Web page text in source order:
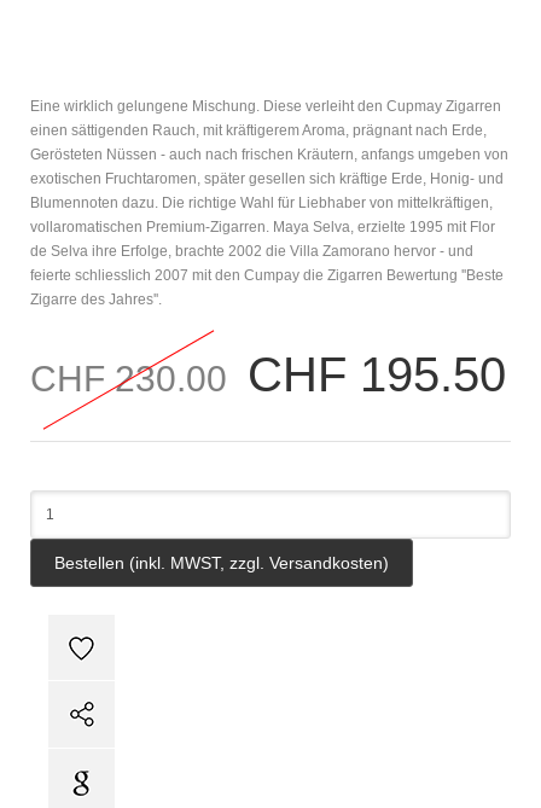
Eine wirklich gelungene Mischung. Diese verleiht den Cupmay Zigarren
einen sättigenden Rauch, mit kräftigerem Aroma, prägnant nach Erde,
Gerösteten Nüssen - auch nach frischen Kräutern, anfangs umgeben von
exotischen Fruchtaromen, später gesellen sich kräftige Erde, Honig- und
Blumennoten dazu. Die richtige Wahl für Liebhaber von mittelkräftigen,
vollaromatischen Premium-Zigarren. Maya Selva, erzielte 1995 mit Flor
de Selva ihre Erfolge, brachte 2002 die Villa Zamorano hervor - und
feierte schliesslich 2007 mit den Cumpay die Zigarren Bewertung ''Beste
Zigarre des Jahres''.
CHF 230.00 CHF 195.50